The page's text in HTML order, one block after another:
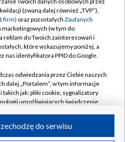
TVP
prywatności
zgody
Pomoc
Kontakt
Kanały
(zwaną dalej również „TVP”),
firm) oraz pozostałych Zaufanych
marketingowych (w tym do
reklam do Twoich zainteresowań i
które wskazujemy poniżej, a
nas identyfikatora PPID do Google.
odwiedzania przez Ciebie naszych
dalej „Portalem”, w tym informacje
jak: pliki cookie, sygnalizatory
umożliwiających świadczenie
do serwisu